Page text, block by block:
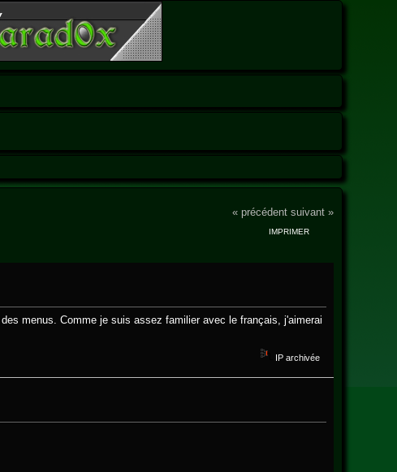
« précédent suivant »
IMPRIMER
menus. Comme je suis assez familier avec le français, j'aimerai
IP archivée